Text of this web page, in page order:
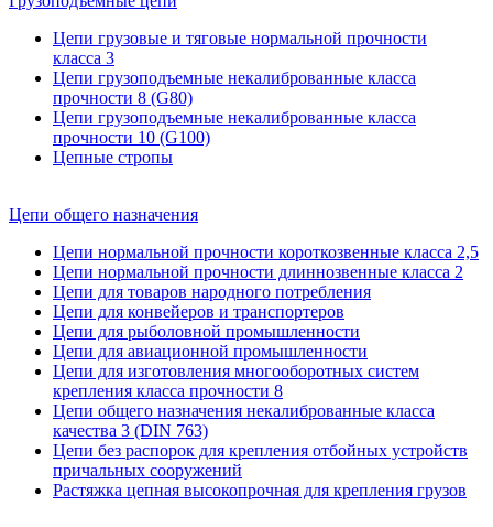
Цепи грузовые и тяговые нормальной прочности
класса 3
Цепи грузоподъемные некалиброванные класса
прочности 8 (G80)
Цепи грузоподъемные некалиброванные класса
прочности 10 (G100)
Цепные стропы
Цепи общего назначения
Цепи нормальной прочности короткозвенные класса 2,5
Цепи нормальной прочности длиннозвенные класса 2
Цепи для товаров народного потребления
Цепи для конвейеров и транспортеров
Цепи для рыболовной промышленности
Цепи для авиационной промышленности
Цепи для изготовления многооборотных систем
крепления класса прочности 8
Цепи общего назначения некалиброванные класса
качества 3 (DIN 763)
Цепи без распорок для крепления отбойных устройств
причальных сооружений
Растяжка цепная высокопрочная для крепления грузов